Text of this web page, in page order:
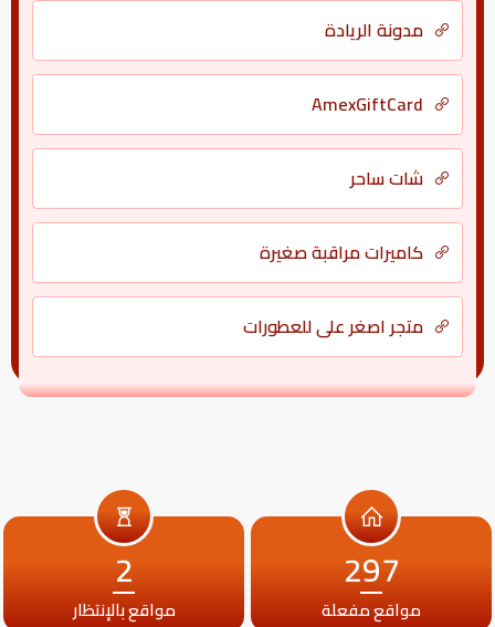
مدونة الريادة
AmexGiftCard
شات ساحر
كاميرات مراقبة صغيرة
متجر اصغر علي للعطورات
297
مواقع مفعلة
2
مواقع بالإنتظار